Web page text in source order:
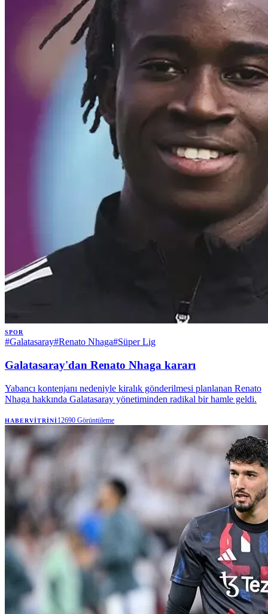
SPOR
#Galatasaray#Renato Nhaga#Süper Lig
Galatasaray'dan Renato Nhaga kararı
Yabancı kontenjanı nedeniyle kiralık gönderilmesi planlanan Renato
Nhaga hakkında Galatasaray yönetiminden radikal bir hamle geldi.
HABERVITRINI12690 Görüntüleme